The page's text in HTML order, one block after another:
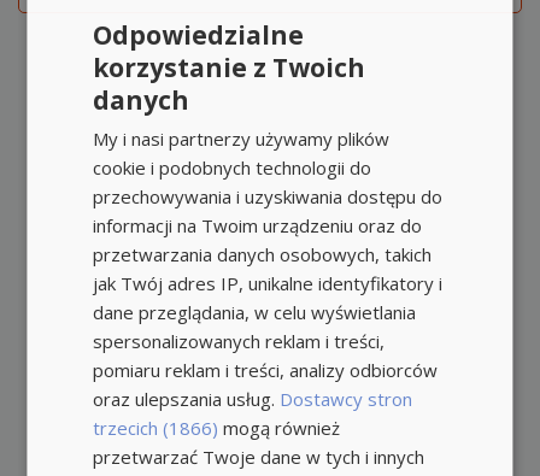
Odpowiedzialne
korzystanie z Twoich
danych
My i nasi partnerzy używamy plików
cookie i podobnych technologii do
przechowywania i uzyskiwania dostępu do
informacji na Twoim urządzeniu oraz do
przetwarzania danych osobowych, takich
jak Twój adres IP, unikalne identyfikatory i
dane przeglądania, w celu wyświetlania
spersonalizowanych reklam i treści,
pomiaru reklam i treści, analizy odbiorców
oraz ulepszania usług. Dostawcy stron
trzecich (1866) mogą również
przetwarzać Twoje dane w tych i innych